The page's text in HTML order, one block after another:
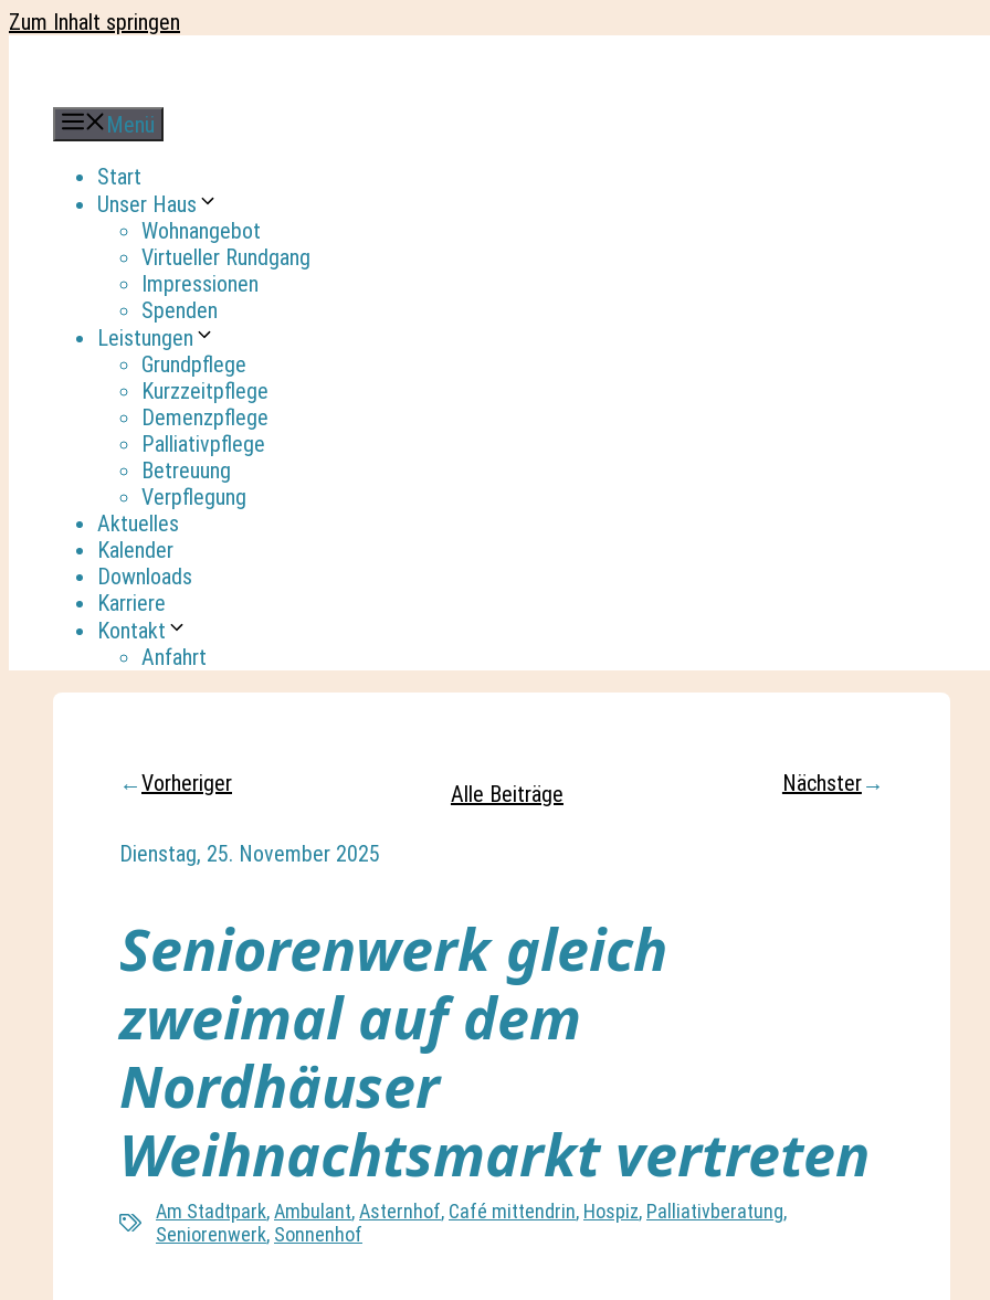
Zum Inhalt springen
Menü
Start
Unser Haus
Wohnangebot
Virtueller Rundgang
Impressionen
Spenden
Leistungen
Grundpflege
Kurzzeitpflege
Demenzpflege
Palliativpflege
Betreuung
Verpflegung
Aktuelles
Kalender
Downloads
Karriere
Kontakt
Anfahrt
←Vorheriger Alle Beiträge Nächster→
Dienstag, 25. November 2025
Seniorenwerk gleich
zweimal auf dem
Nordhäuser
Weihnachtsmarkt vertreten
Am Stadtpark,Ambulant,Asternhof, Café mittendrin, Hospiz, Palliativberatung,
Seniorenwerk, Sonnenhof